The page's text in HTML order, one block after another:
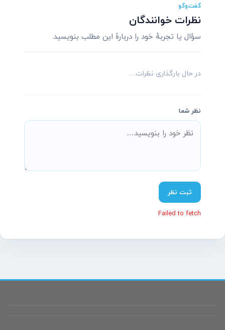
گفت‌وگو
نظرات خوانندگان
سؤال یا تجربهٔ خود را دربارهٔ این مطلب بنویسید.
در حال بارگذاری نظرات…
نظر شما
ثبت نظر
Failed to fetch
معمولاً در چند دقیقه پاسخ می‌دهیم